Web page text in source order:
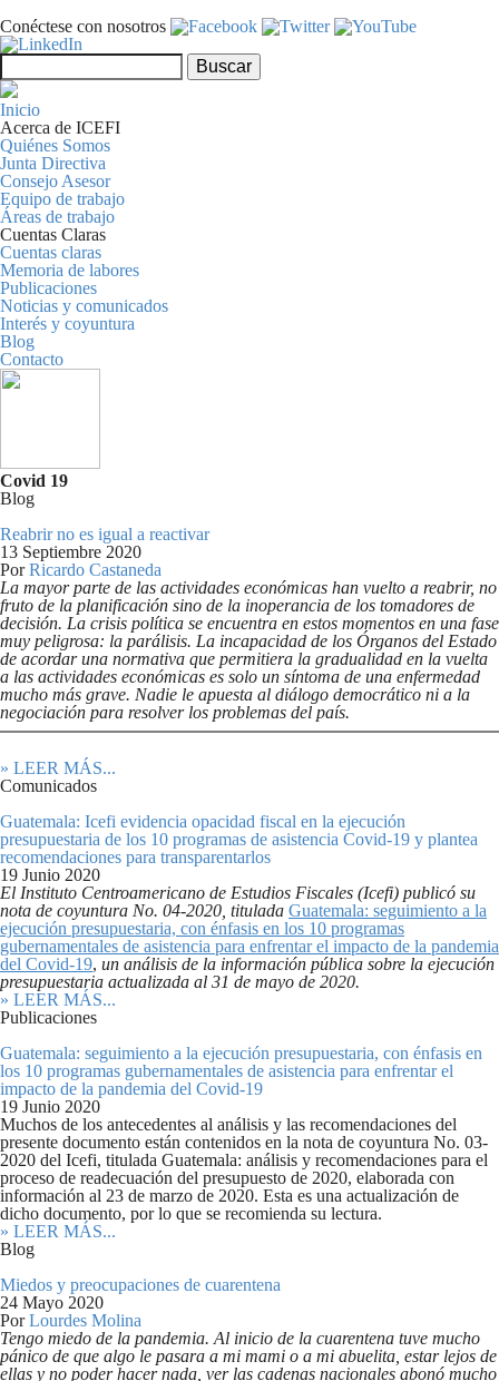
Conéctese con nosotros
Formulario de búsqueda
Buscar
Inicio
Acerca de ICEFI
Quiénes Somos
Junta Directiva
Consejo Asesor
Equipo de trabajo
Áreas de trabajo
Cuentas Claras
Cuentas claras
Memoria de labores
Publicaciones
Noticias y comunicados
Interés y coyuntura
Blog
Contacto
Covid 19
Blog
Reabrir no es igual a reactivar
13 Septiembre 2020
PorRicardo Castaneda
La mayor parte de las actividades económicas han vuelto a reabrir, no
fruto de la planificación sino de la inoperancia de los tomadores de
decisión. La crisis política se encuentra en estos momentos en una fase
muy peligrosa: la parálisis. La incapacidad de los Órganos del Estado
de acordar una normativa que permitiera la gradualidad en la vuelta
a las actividades económicas es solo un síntoma de una enfermedad
mucho más grave. Nadie le apuesta al diálogo democrático ni a la
negociación para resolver los problemas del país.
» LEER MÁS...
Comunicados
Guatemala: Icefi evidencia opacidad fiscal en la ejecución
presupuestaria de los 10 programas de asistencia Covid-19 y plantea
recomendaciones para transparentarlos
19 Junio 2020
El Instituto Centroamericano de Estudios Fiscales (Icefi) publicó su
nota de coyuntura No. 04-2020, titulada Guatemala: seguimiento a la
ejecución presupuestaria, con énfasis en los 10 programas
gubernamentales de asistencia para enfrentar el impacto de la pandemia
del Covid-19, un análisis de la información pública sobre la ejecución
presupuestaria actualizada al 31 de mayo de 2020.
» LEER MÁS...
Publicaciones
Guatemala: seguimiento a la ejecución presupuestaria, con énfasis en
los 10 programas gubernamentales de asistencia para enfrentar el
impacto de la pandemia del Covid-19
19 Junio 2020
Muchos de los antecedentes al análisis y las recomendaciones del
presente documento están contenidos en la nota de coyuntura No. 03-
2020 del Icefi, titulada Guatemala: análisis y recomendaciones para el
proceso de readecuación del presupuesto de 2020, elaborada con
información al 23 de marzo de 2020. Esta es una actualización de
dicho documento, por lo que se recomienda su lectura.
» LEER MÁS...
Blog
Miedos y preocupaciones de cuarentena
24 Mayo 2020
PorLourdes Molina
Tengo miedo de la pandemia. Al inicio de la cuarentena tuve mucho
pánico de que algo le pasara a mi mami o a mi abuelita, estar lejos de
ellas y no poder hacer nada, ver las cadenas nacionales abonó mucho